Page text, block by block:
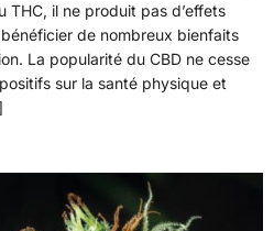
THC, il ne produit pas d’effets
de nombreux bienfaits
La popularité du CBD ne cesse
sur la santé physique et